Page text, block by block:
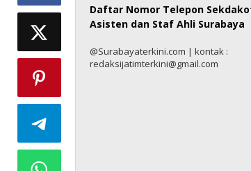
Daftar Nomor Telepon
Asisten dan Staf Ahli Surabaya
@Surabayaterkini.com | kontak :
redaksijatimterkini@gmail.com